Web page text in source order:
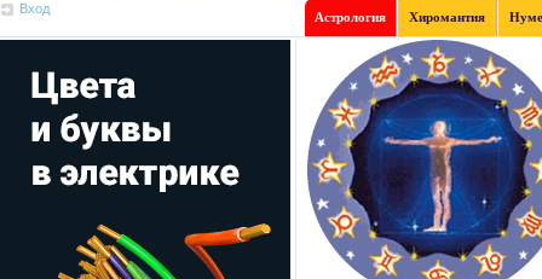
Вход
Астрология Хиромантия